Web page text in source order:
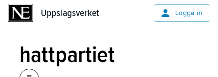
Uppslagsverket Logga in
hattpartiet